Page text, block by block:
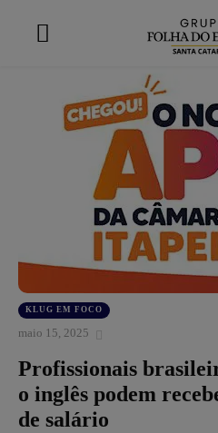
KLUG EM FOCO
maio 15, 2025
Profissionais
o inglês podem
de salário